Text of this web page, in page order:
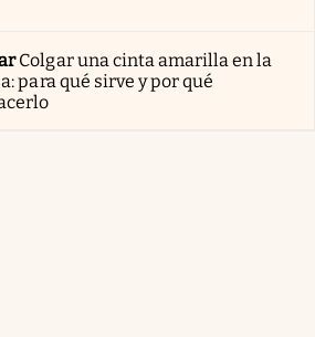
Colgar una cinta amarilla en la
para qué sirve y por qué